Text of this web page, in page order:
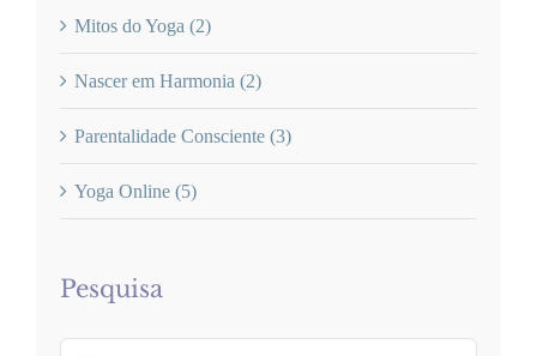
Mitos do Yoga (2)
Nascer em Harmonia (2)
Parentalidade Consciente (3)
Yoga Online (5)
Pesquisa